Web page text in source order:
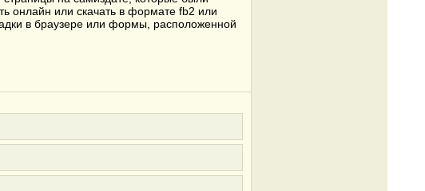
онлайн или скачать в формате fb2 или
в браузере или формы, расположенной